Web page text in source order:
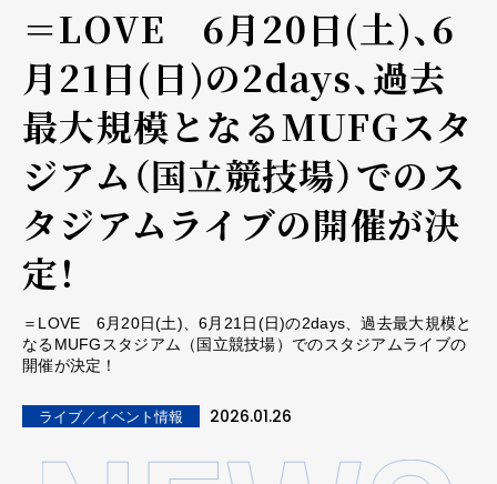
＝LOVE 6月20日(土)、6
月21日(日)の2days、過去
最大規模となるMUFGスタ
ジアム（国立競技場）でのス
タジアムライブの開催が決
定！
＝LOVE 6月20日(土)、6月21日(日)の2days、過去最大規模と
なるMUFGスタジアム（国立競技場）でのスタジアムライブの
開催が決定！
ライブ／イベント情報 2026.01.26